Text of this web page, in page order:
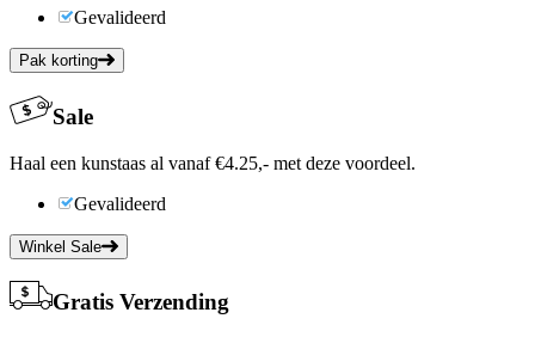
Gevalideerd
Pak korting
Sale
Haal een kunstaas al vanaf €4.25,- met deze voordeel.
Gevalideerd
Winkel Sale
Gratis Verzending